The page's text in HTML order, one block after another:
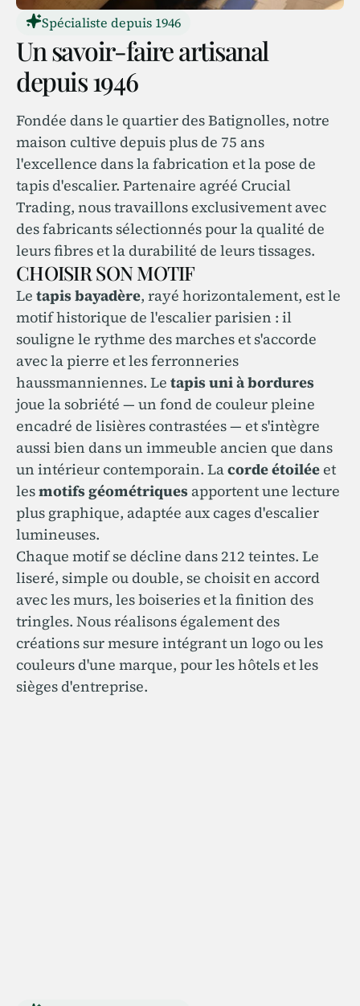
Spécialiste depuis 1946
Un savoir-faire artisanal
depuis 1946
Fondée dans le quartier des Batignolles, notre
maison cultive depuis plus de 75 ans
l'excellence dans la fabrication et la pose de
tapis d'escalier. Partenaire agréé Crucial
Trading, nous travaillons exclusivement avec
des fabricants sélectionnés pour la qualité de
leurs fibres et la durabilité de leurs tissages.
CHOISIR SON MOTIF
Le tapis bayadère, rayé horizontalement, est le
motif historique de l'escalier parisien : il
souligne le rythme des marches et s'accorde
avec la pierre et les ferronneries
haussmanniennes. Le tapis uni à bordures
joue la sobriété — un fond de couleur pleine
encadré de lisières contrastées — et s'intègre
aussi bien dans un immeuble ancien que dans
un intérieur contemporain. Lacorde étoiléeet
lesmotifs géométriques apportent une lecture
plus graphique, adaptée aux cages d'escalier
lumineuses.
Chaque motif se décline dans 212 teintes. Le
liseré, simple ou double, se choisit en accord
avec les murs, les boiseries et la finition des
tringles. Nous réalisons également des
créations sur mesure intégrant un logo ou les
couleurs d'une marque, pour les hôtels et les
sièges d'entreprise.